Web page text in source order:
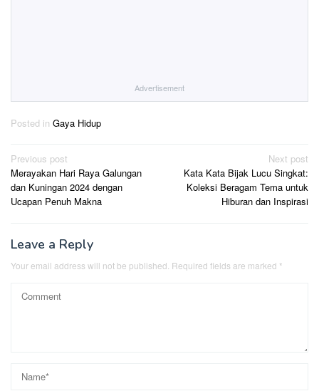
Advertisement
Posted in Gaya Hidup
Post
navigation
Previous post
Merayakan Hari Raya Galungan
dan Kuningan 2024 dengan
Ucapan Penuh Makna
Next post
Kata Kata Bijak Lucu Singkat:
Koleksi Beragam Tema untuk
Hiburan dan Inspirasi
Leave a Reply
Your email address will not be published. Required fields are marked *